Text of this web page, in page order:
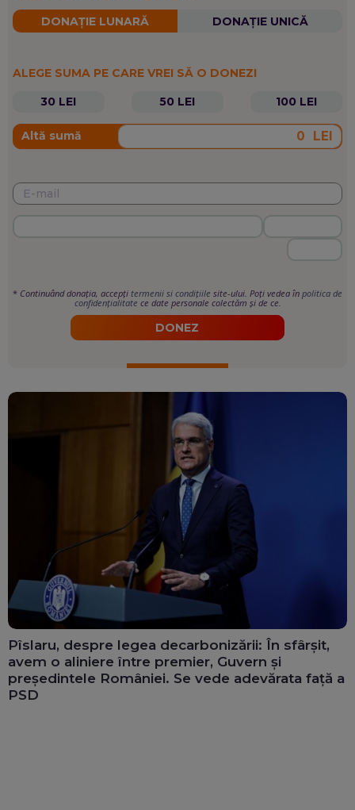
DONAȚIE LUNARĂ DONAȚIE UNICĂ
ALEGE SUMA PE CARE VREI SĂ O DONEZI
30 LEI
50 LEI 100 LEI
Altă sumă LEI
* Continuând donația, accepți termenii si condițiile site-ului. Poți vedea în politica de
confidențialitate ce date personale colectăm și de ce.
DONEZ
Pîslaru, despre legea decarbonizării: În sfârșit,
avem o aliniere între premier, Guvern și
președintele României. Se vede adevărata față a
PSD